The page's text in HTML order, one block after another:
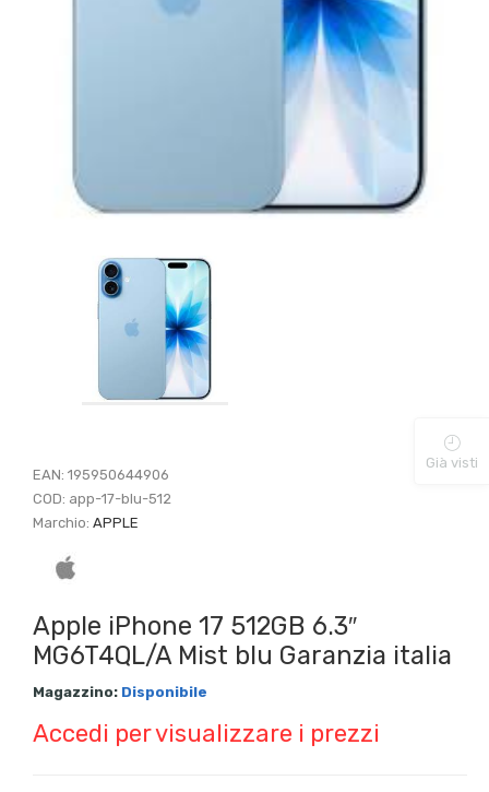
EAN:195950644906
COD: app-17-blu-512
Marchio:APPLE
Apple iPhone 17 512GB 6.3″
MG6T4QL/A Mist blu Garanzia italia
Magazzino: Disponibile
Accedi per visualizzare i prezzi
Già visti